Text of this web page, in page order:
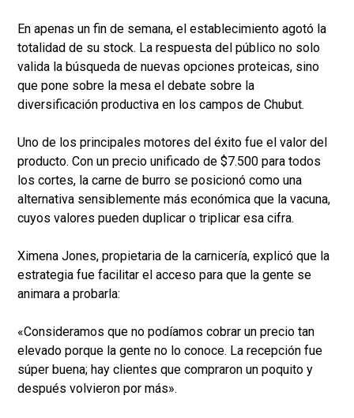
En apenas un fin de semana, el establecimiento agotó la
totalidad de su stock. La respuesta del público no solo
valida la búsqueda de nuevas opciones proteicas, sino
que pone sobre la mesa el debate sobre la
diversificación productiva en los campos de Chubut.
Uno de los principales motores del éxito fue el valor del
producto. Con un precio unificado de $7.500 para todos
los cortes, la carne de burro se posicionó como una
alternativa sensiblemente más económica que la vacuna,
cuyos valores pueden duplicar o triplicar esa cifra.
Ximena Jones, propietaria de la carnicería, explicó que la
estrategia fue facilitar el acceso para que la gente se
animara a probarla:
«Consideramos que no podíamos cobrar un precio tan
elevado porque la gente no lo conoce. La recepción fue
súper buena; hay clientes que compraron un poquito y
después volvieron por más».